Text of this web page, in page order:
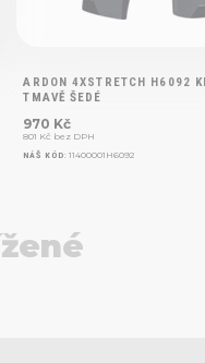
ARDON 4XSTRETCH H6092
TMAVĚ ŠEDÉ
970 Kč
801 Kč bez DPH
NÁŠ KÓD:11400001H6092